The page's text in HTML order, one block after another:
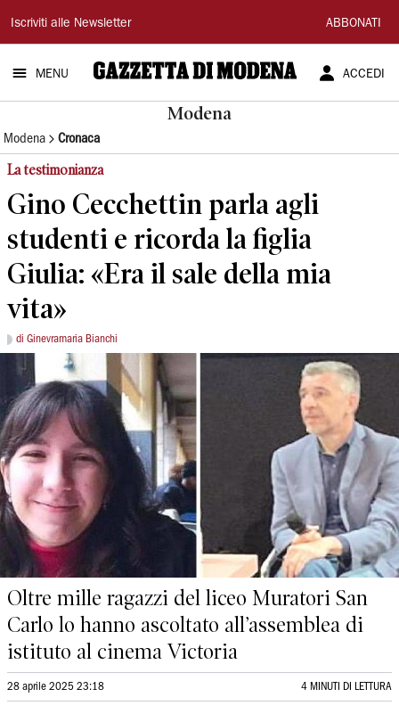
Gazzetta
di
Modena
Iscriviti alle Newsletter ABBONATI
MENU ACCEDI
Modena
Modena Cronaca
La testimonianza
Gino Cecchettin parla agli
studenti e ricorda la figlia
Giulia: «Era il sale della mia
vita»
di Ginevramaria Bianchi
Oltre mille ragazzi del liceo Muratori San
Carlo lo hanno ascoltato all’assemblea di
istituto al cinema Victoria
28 aprile 2025 23:18 4 MINUTI DI LETTURA